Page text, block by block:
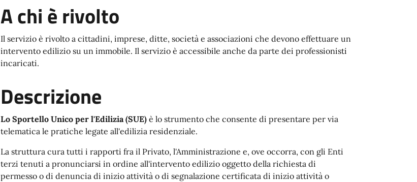
A chi è rivolto
Il servizio è rivolto a cittadini, imprese, ditte, società e associazioni che devono effettuare un
intervento edilizio su un immobile. Il servizio è accessibile anche da parte dei professionisti
incaricati.
Descrizione
Lo Sportello Unico per l'Edilizia (SUE)è lo strumento che consente di presentare per via
telematica le pratiche legate all'edilizia residenziale.
La struttura cura tutti i rapporti fra il Privato, l'Amministrazione e, ove occorra, con gli Enti
terzi tenuti a pronunciarsi in ordine all'intervento edilizio oggetto della richiesta di
permesso o di denuncia di inizio attività o di segnalazione certificata di inizio attività o